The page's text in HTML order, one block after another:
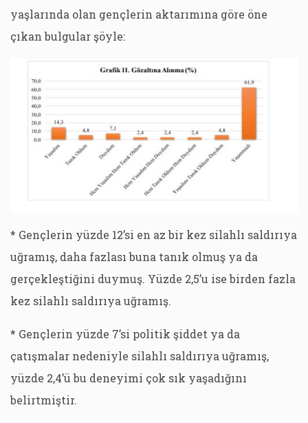
yaşlarında olan gençlerin aktarımına göre öne
çıkan bulgular şöyle:
* Gençlerin yüzde 12’si en az bir kez silahlı saldırıya
uğramış, daha fazlası buna tanık olmuş ya da
gerçekleştiğini duymuş. Yüzde 2,5’u ise birden fazla
kez silahlı saldırıya uğramış.
* Gençlerin yüzde 7’si politik şiddet ya da
çatışmalar nedeniyle silahlı saldırıya uğramış,
yüzde 2,4’ü bu deneyimi çok sık yaşadığını
belirtmiştir.